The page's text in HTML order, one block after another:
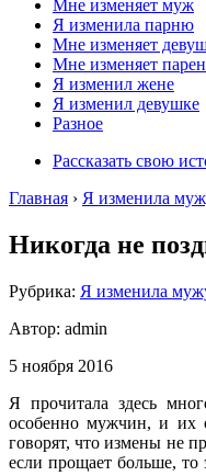
Мне изменяет муж
Я изменила парню
Мне изменяет
Мне изменяет
Я изменил жене
Я изменил девушке
Разное
Рассказать свою
Главная › Я изменила
Никогда не
Рубрика: Я изменила
Автор: admin
5 ноября 2016
Я прочитала здесь
особенно мужчин, и их
говорят, что измены не
если прощает больше, то